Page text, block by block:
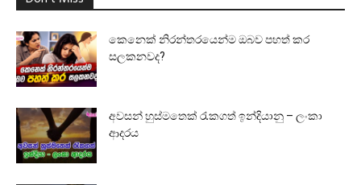
කෙනෙක් නිරන්තරයෙන්ම ඔබව පහත් කර
සලකනවද?
අවසන් හුස්මතෙක් රැකගත් ඉන්දියානු – ලංකා
ආදරය